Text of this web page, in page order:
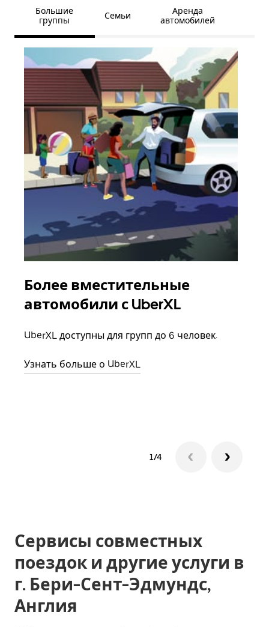
Большие
группы
Семьи
Аренда
автомобилей
Более вместительные
автомобили с UberXL
UberXL доступны для групп до 6 человек.
Узнать больше о UberXL
1/4
Сервисы совместных
поездок и другие услуги в
г. Бери-Сент-Эдмундс,
Англия